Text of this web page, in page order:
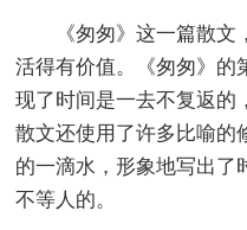
《匆匆》这一篇散
活得有价值。《匆匆》的
现了时间是一去不复返的
散文还使用了许多比喻的
的一滴水，形象地写出了
不等人的。